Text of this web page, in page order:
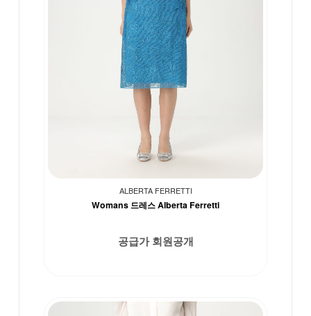
ALBERTA FERRETTI
Womans 드레스 Alberta Ferretti
공급가 회원공개